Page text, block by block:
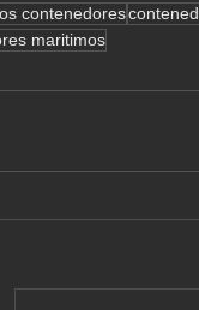
contenedores
maritimos